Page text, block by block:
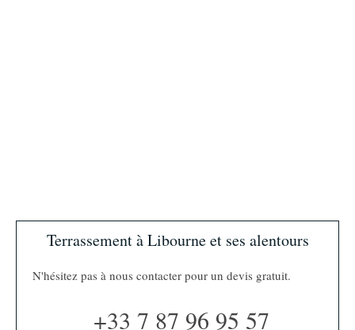
Terrassement à Libourne et ses alentours
N'hésitez pas à nous contacter pour un devis gratuit.
+33 7 87 96 95 57